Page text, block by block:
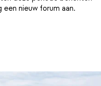
nieuw forum aan.